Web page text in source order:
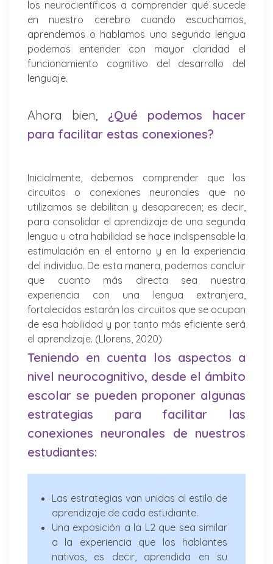
los neurocientíficos a comprender qué sucede
en nuestro cerebro cuando escuchamos,
aprendemos o hablamos una segunda lengua
podemos entender con mayor claridad el
funcionamiento cognitivo del desarrollo del
lenguaje.
Ahora bien,
¿Qué podemos hacer
para facilitar estas conexiones?
Inicialmente, debemos comprender que los
circuitos o conexiones neuronales que no
utilizamos se debilitan y desaparecen; es decir,
para consolidar el aprendizaje de una segunda
lengua u otra habilidad se hace indispensable la
estimulación en el entorno y en la experiencia
del individuo. De esta manera, podemos concluir
que cuanto más directa sea nuestra
experiencia con una lengua extranjera,
fortalecidos estarán los circuitos que se ocupan
de esa habilidad y por tanto más eficiente será
el aprendizaje. (Llorens, 2020)
Teniendo en cuenta los aspectos a
nivel neurocognitivo, desde el ámbito
escolar se pueden proponer algunas
estrategias para facilitar las
conexiones neuronales de nuestros
estudiantes:
Las estrategias van unidas al estilo de
aprendizaje de cada estudiante.
Una exposición a la L2 que sea similar
a la experiencia que los hablantes
nativos, es decir, aprendida en su